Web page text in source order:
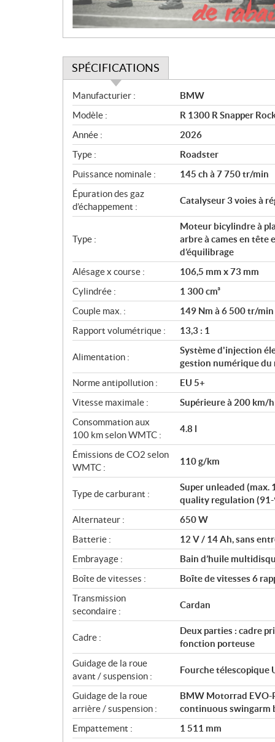
o
n
SPÉCIFICATIONS
S
p
é
c
i
f
i
c
a
t
o
s
Manufacturier :
BMW
Modèle :
R 1300 R Snapper
Année :
2026
Type :
Roadster
Puissance nominale :
145 ch à 7 750 tr/min
Épuration des gaz
d’échappement :
Catalyseur 3 voies à
Type :
Moteur bicylindre à
arbre à cames en tête
d’équilibrage
Alésage x course :
106,5 mm x 73 mm
Cylindrée :
1 300 cm³
Couple max. :
149 Nm à 6 500 tr/min
Rapport volumétrique :
13,3 : 1
Alimentation :
Système d'injection
gestion numérique
Norme antipollution :
EU 5+
Vitesse maximale :
Supérieure à 200 km/h
Consommation aux
100 km selon WMTC :
4.8 l
Émissions de CO2 selon
WMTC :
110 g/km
Type de carburant :
Super unleaded (max.
quality regulation (91-
Alternateur :
650 W
Batterie :
12 V / 14 Ah, sans
Embrayage :
Bain d’huile
Boîte de vitesses :
Boîte de vitesses 6
Transmission
secondaire :
Cardan
Cadre :
Deux parties : cadre
fonction porteuse
Guidage de la roue
avant / suspension :
Fourche télescopique
Guidage de la roue
arrière / suspension :
BMW Motorrad EVO-
continuous swingarm
Empattement :
1 511 mm